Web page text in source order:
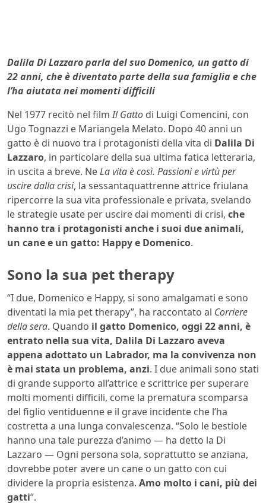
Dalila Di Lazzaro parla del suo Domenico, un gatto di
22 anni, che è diventato parte della sua famiglia e che
l’ha aiutata nei momenti difficili
Nel 1977 recitò nel filmIl Gatto di Luigi Comencini, con
Ugo Tognazzi e Mariangela Melato. Dopo 40 anni un
gatto è di nuovo tra i protagonisti della vita di Dalila Di
Lazzaro, in particolare della sua ultima fatica letteraria,
in uscita a breve. NeLa vita è così. Passioni e virtù per
uscire dalla crisi, la sessantaquattrenne attrice friulana
ripercorre la sua vita professionale e privata, svelando
le strategie usate per uscire dai momenti di crisi, che
hanno tra i protagonisti anche i suoi due animali,
un cane e un gatto: Happy e Domenico.
Sono la sua pet therapy
“I due, Domenico e Happy, si sono amalgamati e sono
diventati la mia pet therapy”, ha raccontato al Corriere
della sera. Quando il gatto Domenico, oggi 22 anni, è
entrato nella sua vita, Dalila Di Lazzaro aveva
appena adottato un Labrador, ma la convivenza non
è mai stata un problema, anzi. I due animali sono stati
di grande supporto all’attrice e scrittrice per superare
molti momenti difficili, come la prematura scomparsa
del figlio ventiduenne e il grave incidente che l’ha
costretta a una lunga convalescenza. “Solo le bestiole
hanno una tale purezza d’animo — ha detto la Di
Lazzaro — Ogni persona sola, soprattutto se anziana,
dovrebbe poter avere un cane o un gatto con cui
dividere la propria esistenza. Amo molto i cani, più dei
gatti”.